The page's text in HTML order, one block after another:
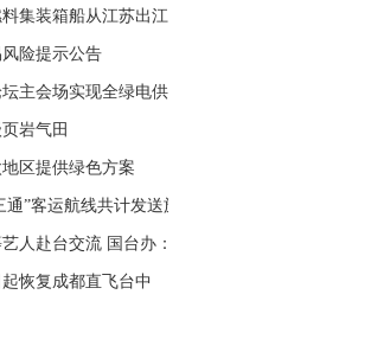
集装箱船从江苏出江试航
险提示公告
主会场实现全绿电供应
岩气田
区提供绿色方案
通”客运航线共计发送旅客约3.29万人次，同比增
人赴台交流 国台办：支持！
恢复成都直飞台中